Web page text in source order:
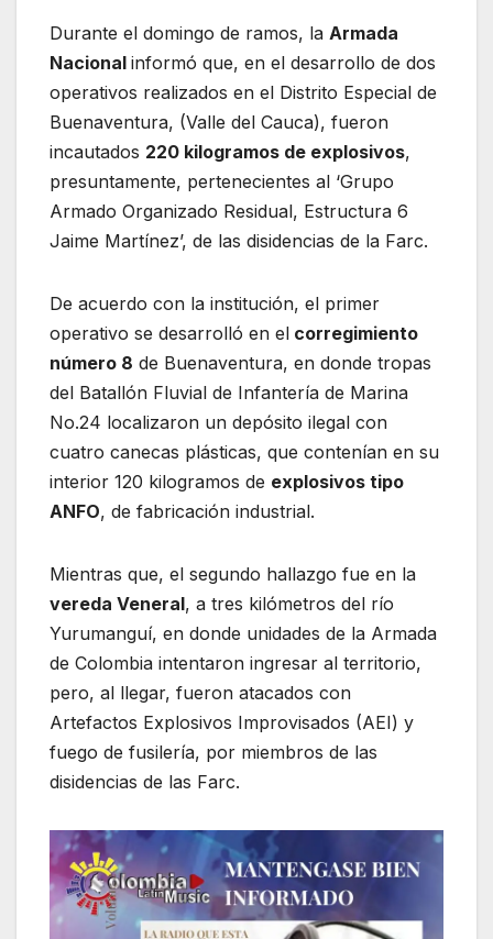
Durante el domingo de ramos, la Armada
Nacional informó que, en el desarrollo de dos
operativos realizados en el Distrito Especial de
Buenaventura, (Valle del Cauca), fueron
incautados 220 kilogramos de explosivos,
presuntamente, pertenecientes al ‘Grupo
Armado Organizado Residual, Estructura 6
Jaime Martínez’, de las disidencias de la Farc.
De acuerdo con la institución, el primer
operativo se desarrolló en el corregimiento
número 8 de Buenaventura, en donde tropas
del Batallón Fluvial de Infantería de Marina
No.24 localizaron un depósito ilegal con
cuatro canecas plásticas, que contenían en su
interior 120 kilogramos de explosivos tipo
ANFO, de fabricación industrial.
Mientras que, el segundo hallazgo fue en la
vereda Veneral, a tres kilómetros del río
Yurumanguí, en donde unidades de la Armada
de Colombia intentaron ingresar al territorio,
pero, al llegar, fueron atacados con
Artefactos Explosivos Improvisados (AEI) y
fuego de fusilería, por miembros de las
disidencias de las Farc.